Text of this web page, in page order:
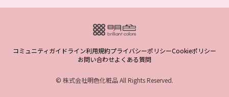
コミュニティガイドライン利用規約プライバシーポリシーCookieポリシー
お問い合わせよくある質問
© 株式会社明色化粧品 All Rights Reserved.